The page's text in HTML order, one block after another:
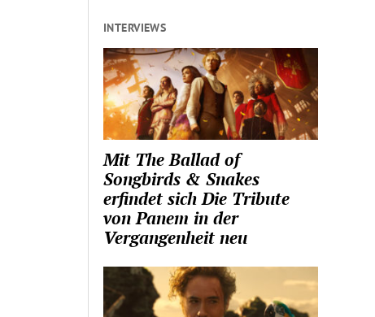
INTERVIEWS
Mit The Ballad of
Songbirds & Snakes
erfindet sich Die Tribute
von Panem in der
Vergangenheit neu